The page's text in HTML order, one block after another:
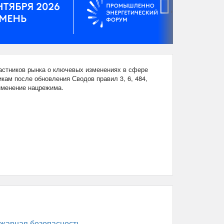
›
рынка о ключевых изменениях в сфере
после обновления Сводов правил 3, 6, 484,
нацрежима.